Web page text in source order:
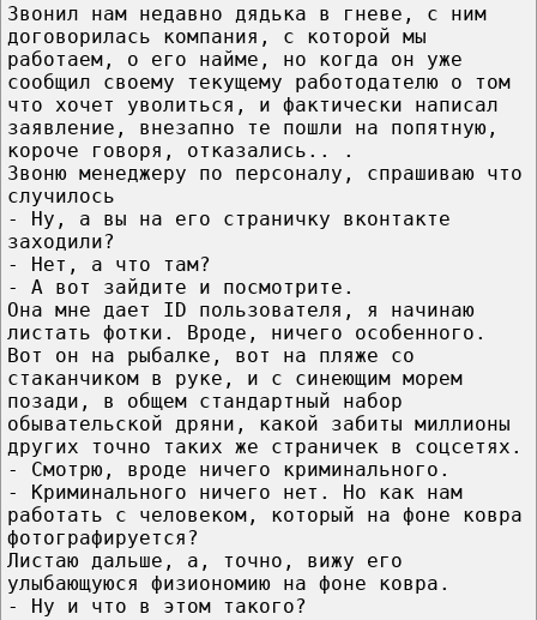
Звонил нам недавно дядька в гневе, с ним
договорилась компания, с которой мы
работаем, о его найме, но когда он уже
сообщил своему текущему работодателю о том
что хочет уволиться, и фактически написал
заявление, внезапно те пошли на попятную,
короче говоря, отказались.. .
Звоню менеджеру по персоналу, спрашиваю что
случилось
- Ну, а вы на его страничку вконтакте
заходили?
- Нет, а что там?
- А вот зайдите и посмотрите.
Она мне дает ID пользователя, я начинаю
листать фотки. Вроде, ничего особенного.
Вот он на рыбалке, вот на пляже со
стаканчиком в руке, и с синеющим морем
позади, в общем стандартный набор
обывательской дряни, какой забиты миллионы
других точно таких же страничек в соцсетях.
- Смотрю, вроде ничего криминального.
- Криминального ничего нет. Но как нам
работать с человеком, который на фоне ковра
фотографируется?
Листаю дальше, а, точно, вижу его
улыбающуюся физиономию на фоне ковра.
- Ну и что в этом такого?